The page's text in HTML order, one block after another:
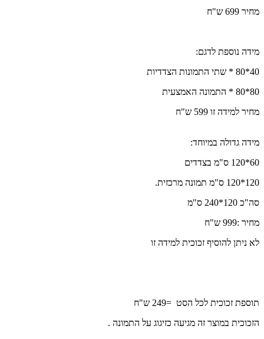
מחיר 699 ש"ח
מידה נוספת לדגם:
40*80 * שתי התמונות הצדדיות
80*80 * התמונה האמצעית
מחיר למידה זו 599 ש"ח
מידה גדולה במיוחד:
60*120 ס"מ בצדדים
120*120 ס"מ תמונה מרכזית.
סה"כ 120*240 ס"מ
מחיר :999 ש"ח
לא ניתן להוסיף זכוכית למידה זו
תוספת זכוכית לכל הסט =249 ש"ח
הזכוכית במוצר זה מגיעה כזיגוג על התמונה .